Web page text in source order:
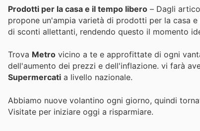
Prodotti per la casa e il tempo libero – Dagli
propone un'ampia varietà di prodotti per la casa
di sconti allettanti, rendendo questo il momento
Trova Metro vicino a te e approfittate di ogni
dell'aumento dei prezzi e dell'inflazione. vi farà
Supermercati a livello nazionale.
Abbiamo nuove volantino ogni giorno, quindi
Visitate per iniziare oggi a risparmiare.